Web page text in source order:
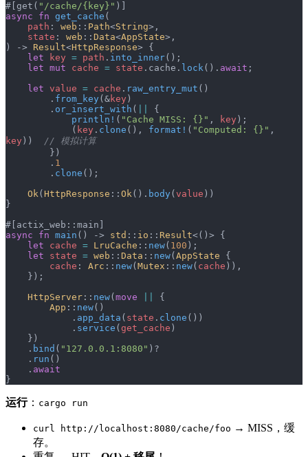
#[get( "/cache/{key}" )]
async fn get_cache (
    path
: web :: Path<String>,
    state
: web :: Data<AppState>,
) -> Result<HttpResponse> {
    let
key = path . into_inner();
    let
mut cache = state .cache. lock(). await ;
    let
value = cache . raw_entry_mut ()
        .
from_key (&key )
        .
or_insert_with (
{
            println!
( "Cache MISS: {}" , key );
            (
key . clone (), format! ( "Computed: {}"
key )) // 模拟计算
        })
        .
1
        .
clone ();
    Ok
( HttpResponse :: Ok(). body ( value ))
}
#[actix_web::main]
async fn main () -> std :: io :: Result<()> {
    let
cache = LruCache :: new( 100 );
    let
state = web :: Data :: new( AppState {
        cache
: Arc :: new( Mutex :: new( cache )),
    });
    HttpServer
:: new( move
{
        App
:: new()
            .
app_data ( state . clone ())
            .
service ( get_cache )
    })
    .
bind ( "127.0.0.1:8080" )?
    .
run ()
    .
await
}
运行： cargo run
curl http://localhost:8080/cache/foo → MISS，缓
存。